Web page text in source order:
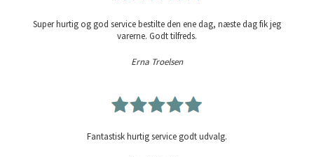
Super hurtig og god service bestilte den ene dag, næste dag fik jeg
varerne. Godt tilfreds.
Erna Troelsen
Fantastisk hurtig service godt udvalg.